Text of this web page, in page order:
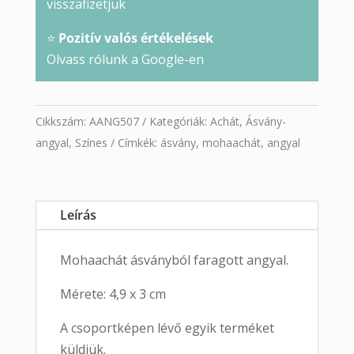
visszafizetjük
⭐ Pozitív valós értékelések
Olvass rólunk a Google-en
Cikkszám: AANG507 Kategóriák: Achát, Ásvány-
angyal, Színes Címkék: ásvány, mohaachát, angyal
Leírás
Mohaachát ásványból faragott angyal.
Mérete: 4,9 x 3 cm
A csoportképen lévő egyik terméket
küldjük.